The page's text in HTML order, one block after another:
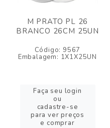
M PRATO PL 26
BRANCO 26CM 25UN
Código: 9567
Embalagem: 1X1X25UN
Faça seu login
ou
cadastre-se
para ver preços
e comprar